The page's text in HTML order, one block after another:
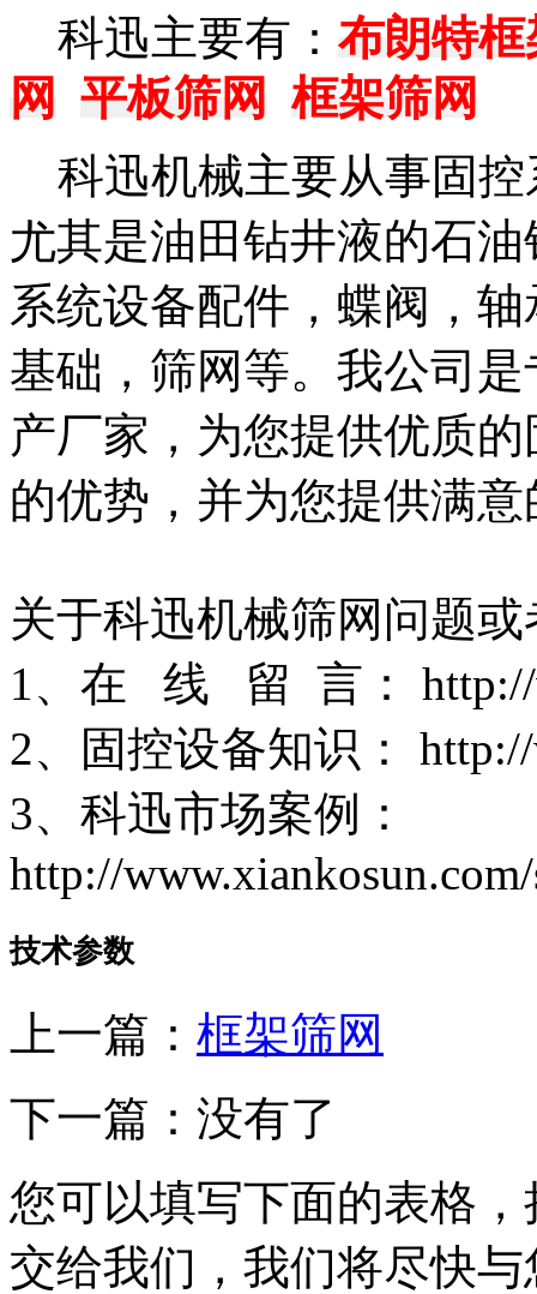
科迅主要有： 布朗特
网
平板筛网
框架筛网
科迅机械主要从事固控
尤其是油田钻井液的石
系统设备配件，蝶阀，
基础，筛网等。我公司
产厂家，为您提供优质
的优势，并为您提供满
关于科迅机械筛网问题
1、在 线 留 言： http://
2、固控设备知识：
3、科迅市场案例：
http://
技术参数
上一篇： 框架筛网
下一篇：没有了
您可以填写下面的表格
交给我们，我们将尽快